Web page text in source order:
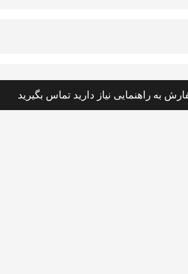
به راهنمایی نیاز دارید تماس بگیرید